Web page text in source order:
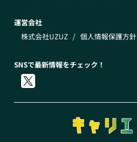
運営会社
株式会社UZUZ / 個人情報保護方針
SNSで最新情報をチェック！